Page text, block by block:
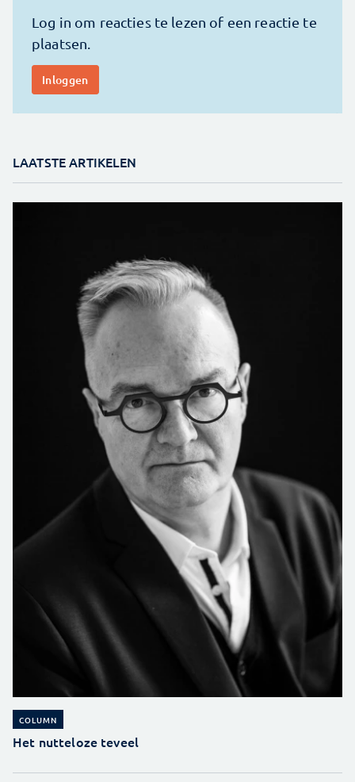
LAATSTE ARTIKELEN
COLUMN
Het nutteloze teveel